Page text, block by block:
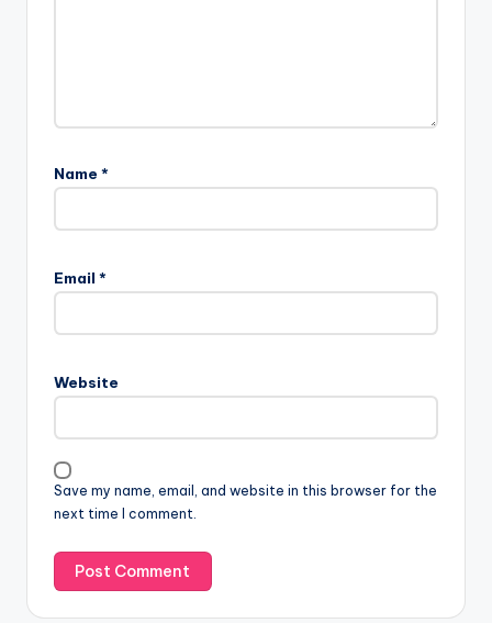
Name *
Email *
Website
Save my name, email, and website in this browser for the
next time I comment.